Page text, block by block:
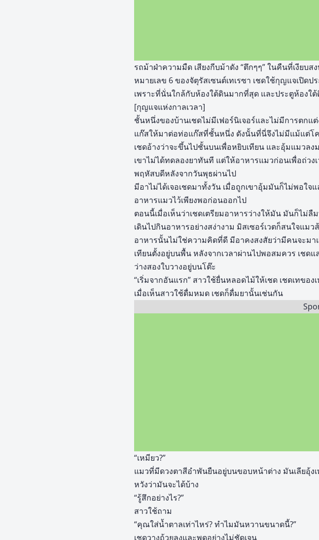
รถม้าฝ่าความมืด เสียงกีบม้าดัง “ตึกๆๆ” ในคืนที่เงีย
หมายเลข 6 ของจัตุรัสเซนต์เทเรซา เชดใช้กุญแจเปิด
เพราะที่นั่นใกล้กับห้องใต้ดินมากที่สุด และประตูห้อง
[กุญแจแห่งกาลเวลา]
ชั้นหนึ่งของบ้านเชดไม่มีเฟอร์นิเจอร์และไม่มีการตกแ
แก๊สให้มาต่อท่อแก๊สที่ชั้นหนึ่ง ดังนั้นที่นี่จึงไม่มีแม้แต่โ
เชดอ้างว่าจะขึ้นไปชั้นบนเพื่อหยิบเทียน และอุ้มแมวลง
เขาไม่ได้ทดลองยาทันที แต่ให้อาหารแมวก่อนเพื่อถ่วง
พฤหัสบดีหลังจากวันพุธผ่านไป
มีอาไม่ได้เจอเชดมาทั้งวัน เมื่อถูกเขาอุ้มมันก็ไม่พอใ
อาหารแมวไว้เพียงพอก่อนออกไป
ตอนนี้เมื่อเห็นว่าเชดเตรียมอาหารว่างให้มัน มันก็ไม่
เดินไปกินอาหารอย่างสง่างาม มิสเซอร์เวตก็สนใจแ
อาหารนั้นไม่ใช่ความคิดที่ดี มีอาคงสงสัยว่ามีคนจะมา
เทียนตั้งอยู่บนพื้น หลังจากเวลาผ่านไปพอสมควร เช
ว่างสองใบวางอยู่บนโต๊ะ
“เริ่มจากอันแรก” สาวใช้ยื่นหลอดไม้ให้เชด เชดเทขอ
เมื่อเห็นสาวใช้ดื่มหมด เชดก็ดื่มยานั้นเช่นกัน
“เหมียว?”
แมวที่มีดวงตาสีอำพันยืนอยู่บนขอบหน้าต่าง มันเลียอุ้ง
หวังว่ามันจะได้บ้าง
“รู้สึกอย่างไร?”
สาวใช้ถาม
“คุณใส่น้ำตาลเท่าไหร่? ทำไมมันหวานขนาดนี้?”
เชดวางถ้วยลงและพูดอย่างไม่ชัดเจน